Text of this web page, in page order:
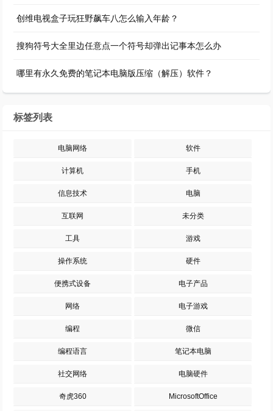
创维电视盒子玩狂野飙车八怎么输入年龄？
搜狗符号大全里边任意点一个符号却弹出记事本怎么办
哪里有永久免费的笔记本电脑版压缩（解压）软件？
标签列表
电脑网络 软件
计算机 手机
信息技术 电脑
互联网 未分类
工具 游戏
操作系统 硬件
便携式设备 电子产品
网络 电子游戏
编程 微信
编程语言 笔记本电脑
社交网络 电脑硬件
奇虎360 MicrosoftOffice